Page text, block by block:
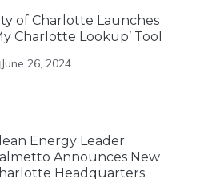
of Charlotte Launches
Charlotte Lookup’ Tool
June 26, 2024
Energy Leader
Announces New
Headquarters